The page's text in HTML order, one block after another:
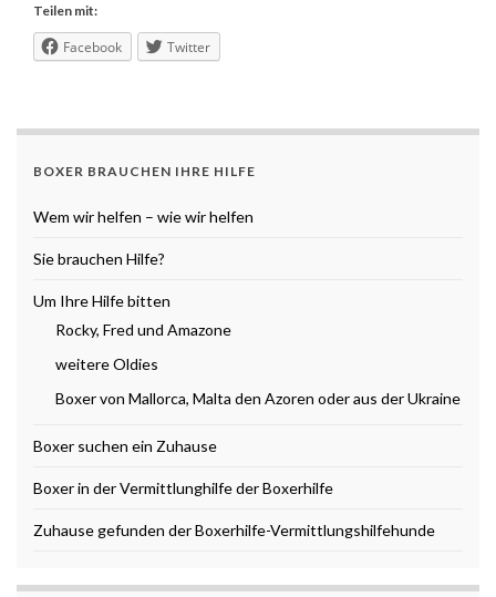
Teilen mit:
Facebook Twitter
BOXER BRAUCHEN IHRE HILFE
Wem wir helfen – wie wir helfen
Sie brauchen Hilfe?
Um Ihre Hilfe bitten
Rocky, Fred und Amazone
weitere Oldies
Boxer von Mallorca, Malta den Azoren oder aus der Ukraine
Boxer suchen ein Zuhause
Boxer in der Vermittlunghilfe der Boxerhilfe
Zuhause gefunden der Boxerhilfe-Vermittlungshilfehunde